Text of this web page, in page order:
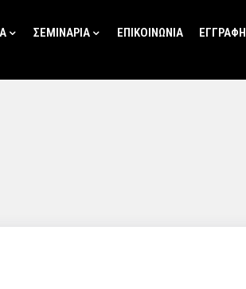
ΣΕΜΙΝΑΡΙΑ ΕΠΙΚΟΙΝΩΝΊΑ ΕΓΓΡΑΦΉ